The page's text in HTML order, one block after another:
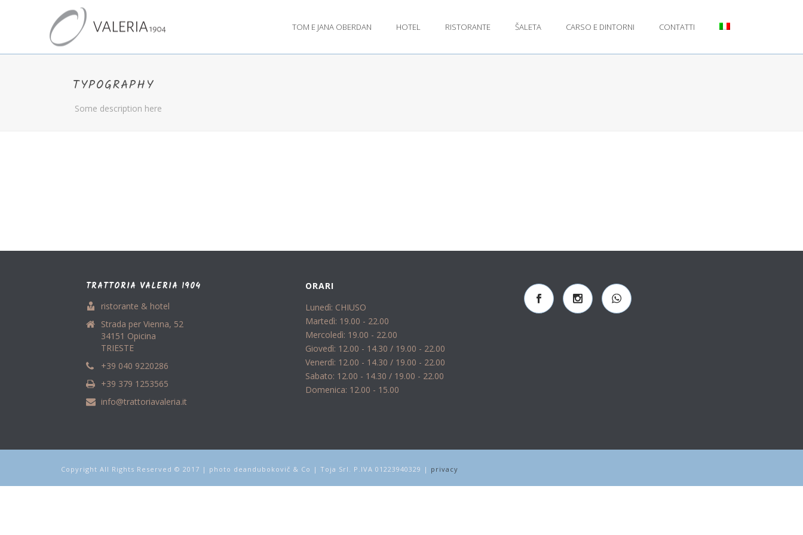
TOM E JANA OBERDAN HOTEL RISTORANTE ŠALETA CARSO E DINTORNI CONTATTI
TYPOGRAPHY
Some description here
TRATTORIA VALERIA 1904
ristorante & hotel
Strada per Vienna, 52
34151 Opicina
TRIESTE
+39 040 9220286
+39 379 1253565
info@trattoriavaleria.it
ORARI
Lunedì: CHIUSO
Martedì: 19.00 - 22.00
Mercoledì: 19.00 - 22.00
Giovedì: 12.00 - 14.30 / 19.00 - 22.00
Venerdì: 12.00 - 14.30 / 19.00 - 22.00
Sabato: 12.00 - 14.30 / 19.00 - 22.00
Domenica: 12.00 - 15.00
Copyright All Rights Reserved © 2017 | photo deandubokovič & Co | Toja Srl. P.IVA 01223940329 | privacy